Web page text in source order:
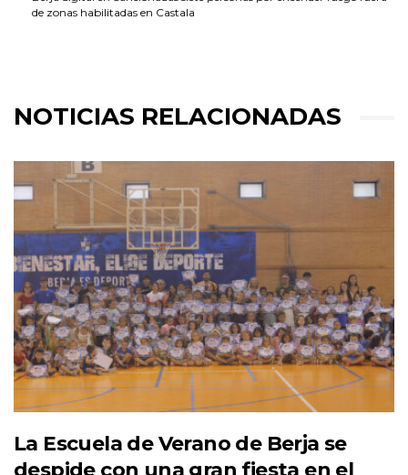
de zonas habilitadas en Castala
NOTICIAS RELACIONADAS
La Escuela de Verano de Berja se
despide con una gran fiesta en el